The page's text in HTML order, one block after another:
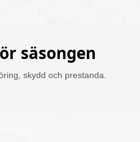
säsongen
skydd och prestanda.